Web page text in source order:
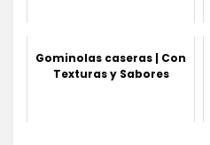
Gominolas caseras | Con
Texturas y Sabores